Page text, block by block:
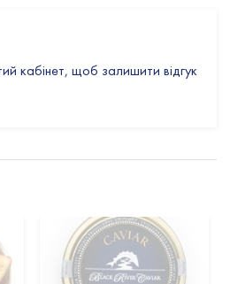
кабінет, щоб залишити відгук